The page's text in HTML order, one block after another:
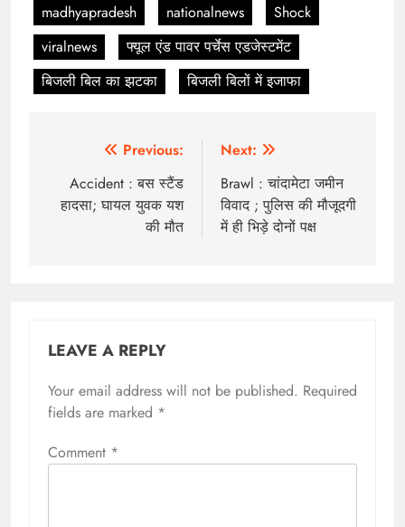
madhyapradesh
nationalnews
Shock
viralnews
फ्यूल एंड पावर पर्चेस एडजेस्टमेंट
बिजली बिल का झटका
बिजली बिलों में इजाफा
navigation
Previous:
Accident : बस स्टैंड
हादसा; घायल युवक यश
की मौत
Next:
Brawl : चांदामेटा जमीन
विवाद ; पुलिस की मौजूदगी
में ही भिड़े दोनों पक्ष
LEAVE A REPLY
Your email address will not be published. Required
fields are marked *
Comment *